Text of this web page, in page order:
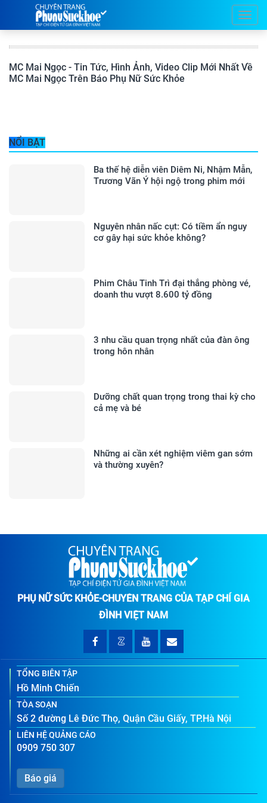
MC Mai Ngọc - Tin Tức, Hình Ảnh, Video Clip Mới Nhất Về
MC Mai Ngọc Trên Báo Phụ Nữ Sức Khỏe
NỔI BẬT
Ba thế hệ diễn viên Diêm Ni, Nhậm Mẫn,
Trương Vãn Ý hội ngộ trong phim mới
Nguyên nhân nấc cụt: Có tiềm ẩn nguy
cơ gây hại sức khỏe không?
Phim Châu Tinh Trì đại thắng phòng vé,
doanh thu vượt 8.600 tỷ đồng
3 nhu cầu quan trọng nhất của đàn ông
trong hôn nhân
Dưỡng chất quan trọng trong thai kỳ cho
cả mẹ và bé
Những ai cần xét nghiệm viêm gan sớm
và thường xuyên?
PHỤ NỮ SỨC KHỎE-CHUYÊN TRANG CỦA TẠP CHÍ GIA
ĐÌNH VIỆT NAM
TỔNG BIÊN TẬP
Hồ Minh Chiến
TÒA SOẠN
Số 2 đường Lê Đức Thọ, Quận Cầu Giấy, TP.Hà Nội
LIÊN HỆ QUẢNG CÁO
0909 750 307
Báo giá